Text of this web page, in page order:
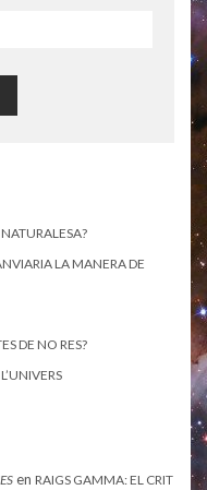
LA MANERA DE
DE NO RES?
en RAIGS GAMMA: EL CRIT